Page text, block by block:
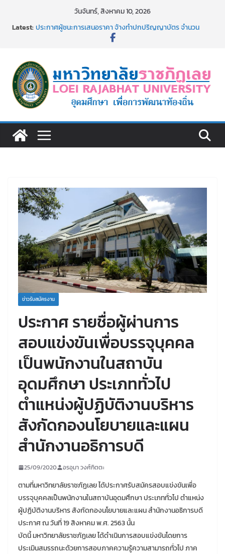
วันจันทร์, สิงหาคม 10, 2026
Latest:ประกาศผู้ชนะการเสนอราคา จ้างทำปกปริญญาบัตร จำนวน
๑,๙๗๒ ชุด โดยวิธีเฉพาะเจาะจง
รายชื่อผู้ผ่านการสอบแข่งขันเพื่อเป็นลูกจ้างชั่วคราว (รายวัน)
สังกัดมหาวิทยาลัยราชภัฏเลย ด้วยเงินนอกงบประมาณ ประเภท
เงินรายได้
ม.ราชภัฏเลย จัดมหกรรมวิชาการ เปิดบ้าน LRU ครั้งที่ 4 เปิดให้
นักเรียนมัธยมปลายค้นหาสาขาวิชาในฝัน สู่อนาคตที่ใช่
ประจำปีงบประมาณ พ.ศ. 2570
ข่าวรับสมัครงาน
ประกาศ รายชื่อผู้ผ่านการ
สอบแข่งขันเพื่อบรรจุบุคคล
เป็นพนักงานในสถาบัน
อุดมศึกษา ประเภททั่วไป
ตำแหน่งผู้ปฏิบัติงานบริหาร
สังกัดกองนโยบายและแผน
สำนักงานอธิการบดี
25/09/2020 อรอุมา วงศ์กิตตะ
ตามที่มหาวิทยาลัยราชภัฏเลย ได้ประกาศรับสมัครสอบแข่งขันเพื่อ
บรรจุบุคคลเป็นพนักงานในสถาบันอุดมศึกษา ประเภททั่วไป ตำแหน่ง
ผู้ปฏิบัติงานบริหาร สังกัดกองนโยบายและแผน สำนักงานอธิการบดี
ประกาศ ณ วันที่ 19 สิงหาคม พ.ศ. 2563 นั้น
บัดนี้ มหาวิทยาลัยราชภัฏเลย ได้ดำเนินการสอบแข่งขันโดยการ
ประเมินสมรรถนะด้วยการสอบภาคความรู้ความสามารถทั่วไป ภาค